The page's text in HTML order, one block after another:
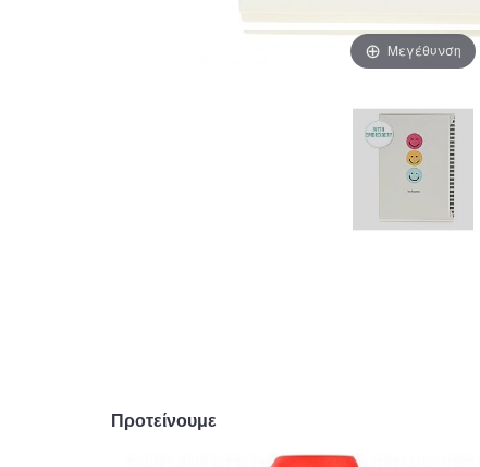
Μεγέθυνση
Προτείνουμε